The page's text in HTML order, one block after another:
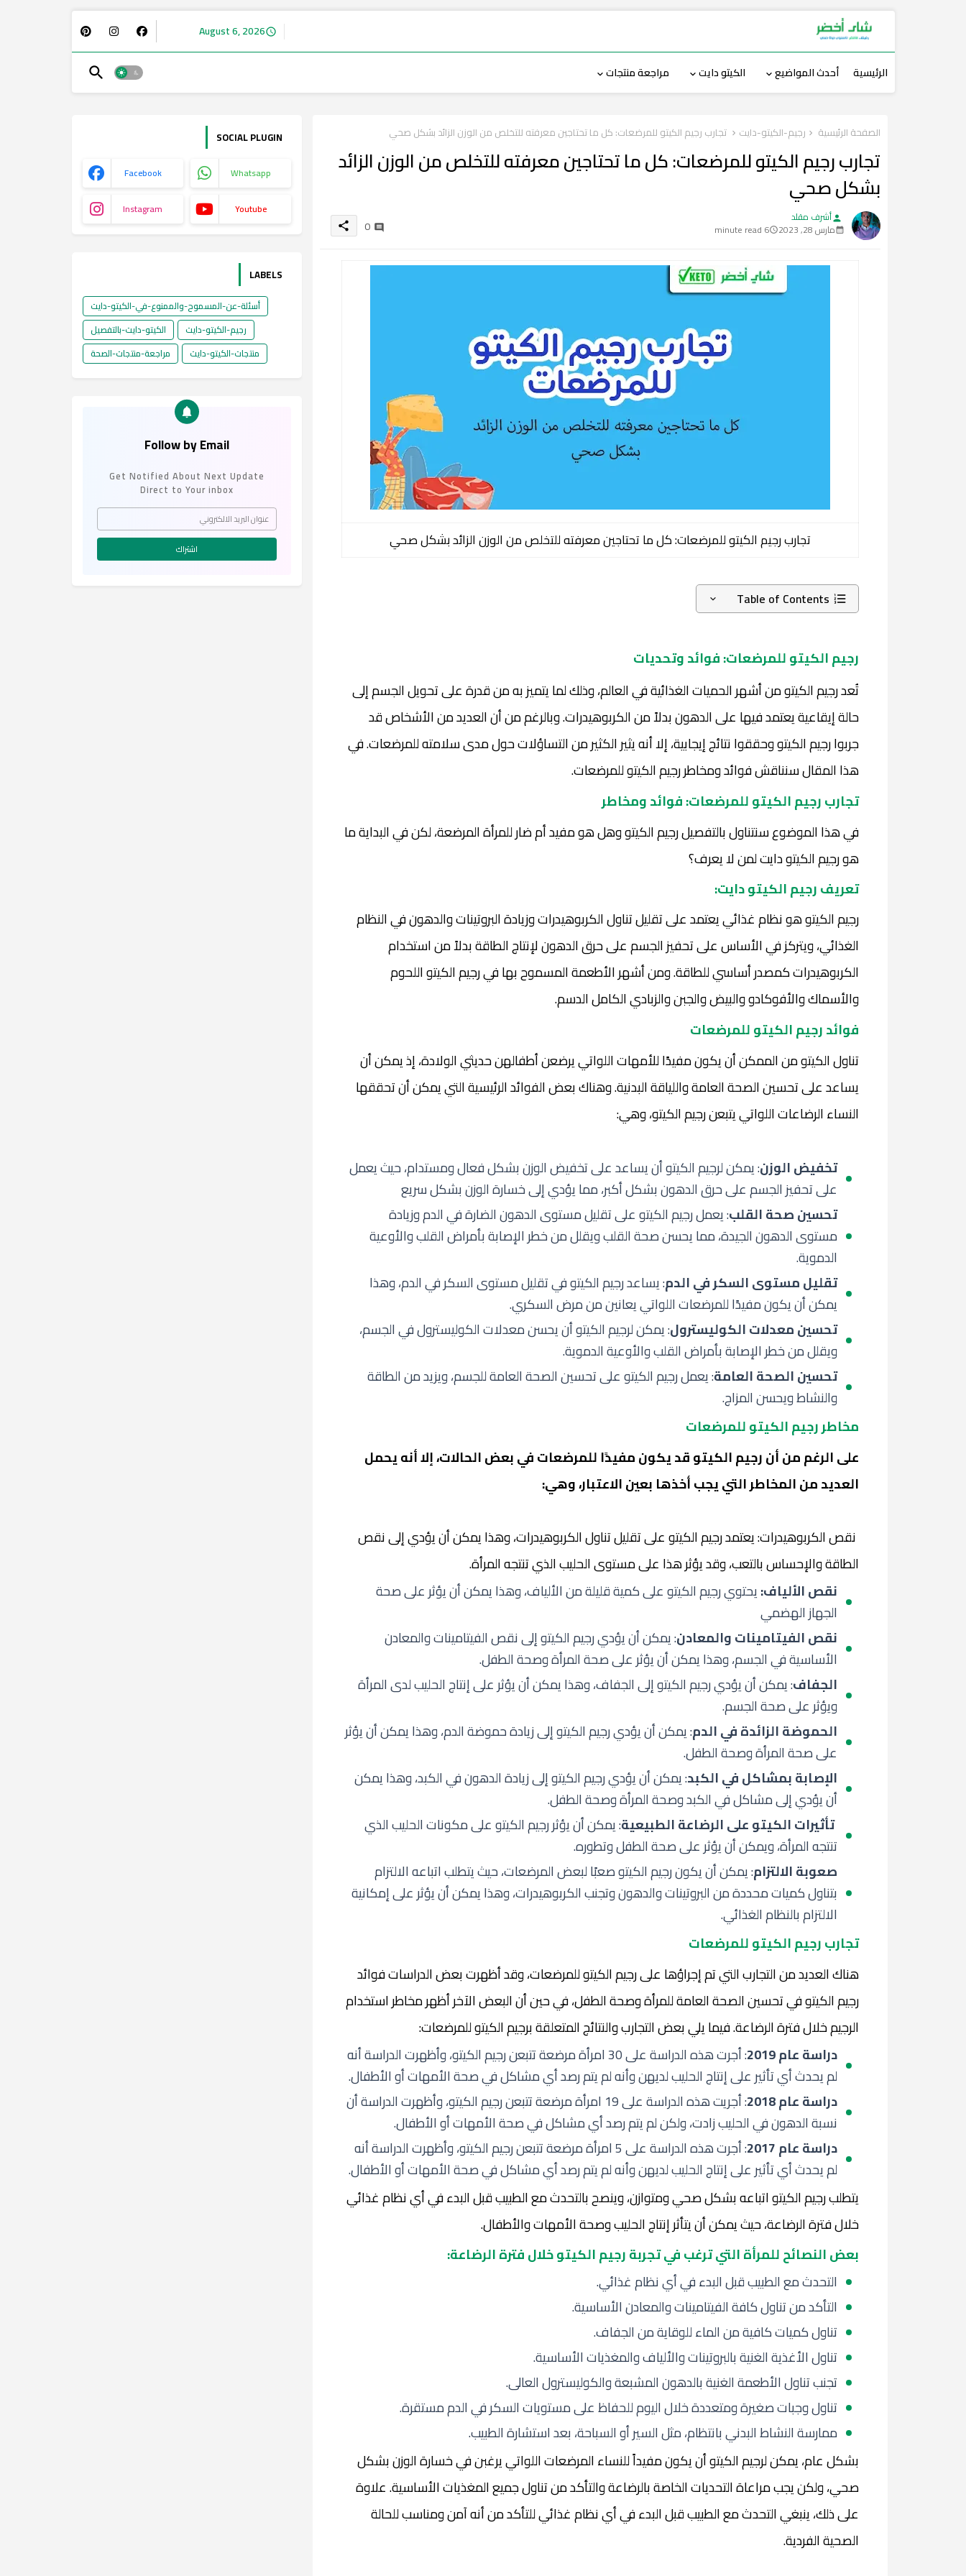
August 6, 2026
الرئيسية أحدث المواضيع الكيتو دايت مراجعة منتجات
الصفحة الرئيسية رجيم-الكيتو-دايت تجارب رجيم الكيتو للمرضعات: كل ما تحتاجين معرفته للتخلص من الوزن الزائد بشكل صحي
تجارب رجيم الكيتو للمرضعات: كل ما تحتاجين معرفته للتخلص من الوزن الزائد
بشكل صحي
personأشرف مقلد
مارس 28, 2023 6 minute read
0
share
تجارب رجيم الكيتو للمرضعات: كل ما تحتاجين معرفته للتخلص من الوزن الزائد بشكل صحي
Table of Contents
رجيم الكيتو للمرضعات: فوائد وتحديات
تُعد رجيم الكيتو من أشهر الحميات الغذائية في العالم، وذلك لما يتميز به من قدرة على تحويل الجسم إلى
حالة إيقاعية يعتمد فيها على الدهون بدلاً من الكربوهيدرات. وبالرغم من أن العديد من الأشخاص قد
جربوا رجيم الكيتو وحققوا نتائج إيجابية، إلا أنه يثير الكثير من التساؤلات حول مدى سلامته للمرضعات. في
هذا المقال سنناقش فوائد ومخاطر رجيم الكيتو للمرضعات.
تجارب رجيم الكيتو للمرضعات: فوائد ومخاطر
في هذا الموضوع سنتناول بالتفصيل رجيم الكيتو وهل هو مفيد أم ضار للمرأة المرضعة، لكن في البداية ما
هو رجيم الكيتو دايت لمن لا يعرف؟
تعريف رجيم الكيتو دايت:
رجيم الكيتو هو نظام غذائي يعتمد على تقليل تناول الكربوهيدرات وزيادة البروتينات والدهون في النظام
الغذائي، ويتركز في الأساس على تحفيز الجسم على حرق الدهون لإنتاج الطاقة بدلاً من استخدام
الكربوهيدرات كمصدر أساسي للطاقة. ومن أشهر الأطعمة المسموح بها في رجيم الكيتو اللحوم
والأسماك والأفوكادو والبيض والجبن والزبادي الكامل الدسم.
فوائد رجيم الكيتو للمرضعات
تناول الكيتو من الممكن أن يكون مفيدًا للأمهات اللواتي يرضعن أطفالهن حديثي الولادة، إذ يمكن أن
يساعد على تحسين الصحة العامة واللياقة البدنية. وهناك بعض الفوائد الرئيسية التي يمكن أن تحققها
النساء الرضاعات اللواتي يتبعن رجيم الكيتو، وهي:
تخفيض الوزن: يمكن لرجيم الكيتو أن يساعد على تخفيض الوزن بشكل فعال ومستدام، حيث يعمل
على تحفيز الجسم على حرق الدهون بشكل أكبر، مما يؤدي إلى خسارة الوزن بشكل سريع
تحسين صحة القلب: يعمل رجيم الكيتو على تقليل مستوى الدهون الضارة في الدم وزيادة
مستوى الدهون الجيدة، مما يحسن صحة القلب ويقلل من خطر الإصابة بأمراض القلب والأوعية
الدموية.
تقليل مستوى السكر في الدم: يساعد رجيم الكيتو في تقليل مستوى السكر في الدم، وهذا
يمكن أن يكون مفيدًا للمرضعات اللواتي يعانين من مرض السكري.
تحسين معدلات الكوليسترول: يمكن لرجيم الكيتو أن يحسن معدلات الكوليسترول في الجسم،
ويقلل من خطر الإصابة بأمراض القلب والأوعية الدموية.
تحسين الصحة العامة: يعمل رجيم الكيتو على تحسين الصحة العامة للجسم، ويزيد من الطاقة
والنشاط ويحسن المزاج.
مخاطر رجيم الكيتو للمرضعات
على الرغم من أن رجيم الكيتو قد يكون مفيدًا للمرضعات في بعض الحالات، إلا أنه يحمل
العديد من المخاطر التي يجب أخذها بعين الاعتبار، وهي:
نقص الكربوهيدرات: يعتمد رجيم الكيتو على تقليل تناول الكربوهيدرات، وهذا يمكن أن يؤدي إلى نقص
الطاقة والإحساس بالتعب، وقد يؤثر هذا على مستوى الحليب الذي تنتجه المرأة.
نقص الألياف:يحتوي رجيم الكيتو على كمية قليلة من الألياف، وهذا يمكن أن يؤثر على صحة
الجهاز الهضمي
نقص الفيتامينات والمعادن: يمكن أن يؤدي رجيم الكيتو إلى نقص الفيتامينات والمعادن
الأساسية في الجسم، وهذا يمكن أن يؤثر على صحة المرأة وصحة الطفل.
الجفاف: يمكن أن يؤدي رجيم الكيتو إلى الجفاف، وهذا يمكن أن يؤثر على إنتاج الحليب لدى المرأة
ويؤثر على صحة الجسم.
الحموضة الزائدة في الدم: يمكن أن يؤدي رجيم الكيتو إلى زيادة حموضة الدم، وهذا يمكن أن يؤثر
على صحة المرأة وصحة الطفل.
الإصابة بمشاكل في الكبد: يمكن أن يؤدي رجيم الكيتو إلى زيادة الدهون في الكبد، وهذا يمكن
أن يؤدي إلى مشاكل في الكبد وصحة المرأة وصحة الطفل.
تأثيرات الكيتو على الرضاعة الطبيعية: يمكن أن يؤثر رجيم الكيتو على مكونات الحليب الذي
تنتجه المرأة، ويمكن أن يؤثر على صحة الطفل وتطوره.
صعوبة الالتزام: يمكن أن يكون رجيم الكيتو صعبًا لبعض المرضعات، حيث يتطلب اتباعه الالتزام
بتناول كميات محددة من البروتينات والدهون وتجنب الكربوهيدرات، وهذا يمكن أن يؤثر على إمكانية
الالتزام بالنظام الغذائي.
تجارب رجيم الكيتو للمرضعات
هناك العديد من التجارب التي تم إجراؤها على رجيم الكيتو للمرضعات، وقد أظهرت بعض الدراسات فوائد
رجيم الكيتو في تحسين الصحة العامة للمرأة وصحة الطفل، في حين أن البعض الآخر أظهر مخاطر استخدام
الرجيم خلال فترة الرضاعة. فيما يلي بعض التجارب والنتائج المتعلقة برجيم الكيتو للمرضعات:
دراسة عام 2019
: أجرت هذه الدراسة على 30 امرأة مرضعة تتبعن رجيم الكيتو، وأظهرت الدراسة أنه
لم يحدث أي تأثير على إنتاج الحليب لديهن وأنه لم يتم رصد أي مشاكل في صحة الأمهات أو الأطفال.
دراسة عام 2018
: أجريت هذه الدراسة على 19 امرأة مرضعة تتبعن رجيم الكيتو، وأظهرت الدراسة أن
نسبة الدهون في الحليب زادت، ولكن لم يتم رصد أي مشاكل في صحة الأمهات أو الأطفال.
دراسة عام 2017
: أجرت هذه الدراسة على 5 امرأة مرضعة تتبعن رجيم الكيتو، وأظهرت الدراسة أنه
لم يحدث أي تأثير على إنتاج الحليب لديهن وأنه لم يتم رصد أي مشاكل في صحة الأمهات أو الأطفال.
يتطلب رجيم الكيتو اتباعه بشكل صحي ومتوازن، وينصح بالتحدث مع الطبيب قبل البدء في أي نظام غذائي
خلال فترة الرضاعة، حيث يمكن أن يتأثر إنتاج الحليب وصحة الأمهات والأطفال.
بعض النصائح للمرأة التي ترغب في تجربة رجيم الكيتو خلال فترة الرضاعة:
التحدث مع الطبيب قبل البدء في أي نظام غذائي.
التأكد من تناول كافة الفيتامينات والمعادن الأساسية.
تناول كميات كافية من الماء للوقاية من الجفاف.
تناول الأغذية الغنية بالبروتينات والألياف والمغذيات الأساسية.
تجنب تناول الأطعمة الغنية بالدهون المشبعة والكوليسترول العالى.
تناول وجبات صغيرة ومتعددة خلال اليوم للحفاظ على مستويات السكر في الدم مستقرة.
ممارسة النشاط البدني بانتظام، مثل السير أو السباحة، بعد استشارة الطبيب.
بشكل عام، يمكن لرجيم الكيتو أن يكون مفيداً للنساء المرضعات اللواتي يرغبن في خسارة الوزن بشكل
صحي، ولكن يجب مراعاة التحديات الخاصة بالرضاعة والتأكد من تناول جميع المغذيات الأساسية. علاوة
على ذلك، ينبغي التحدث مع الطبيب قبل البدء في أي نظام غذائي للتأكد من أنه آمن ومناسب للحالة
الصحية الفردية.
SOCIAL PLUGIN
Facebook Whatsapp
Instagram Youtube
LABELS
أسئلة-عن-المسموح-والممنوع-في-الكيتو-دايت
الكيتو-دايت-بالتفصيل
رجيم-الكيتو-دايت
مراجعة-منتجات-الصحة
منتجات-الكيتو-دايت
Follow by Email
Get Notified About Next Update
Direct to Your inbox